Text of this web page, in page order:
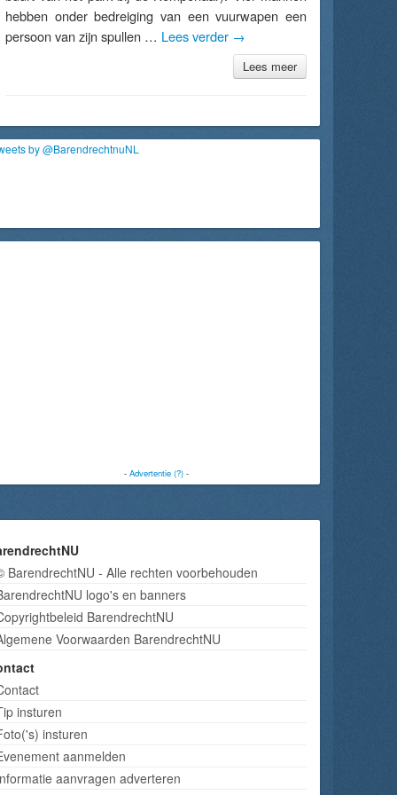
hebben onder bedreiging van een vuurwapen een
persoon van zijn spullen … Lees verder →
Lees meer
by @BarendrechtnuNL
- Advertentie (?)-
BarendrechtNU - Alle rechten voorbehouden
logo's en banners
BarendrechtNU
Voorwaarden BarendrechtNU
insturen
insturen
aanmelden
aanvragen adverteren